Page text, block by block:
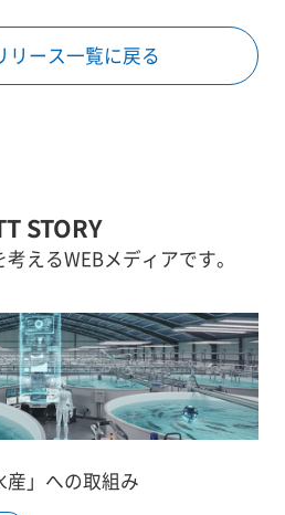
リース一覧に戻る
STORY
えるWEBメディアです。
産」への取組み